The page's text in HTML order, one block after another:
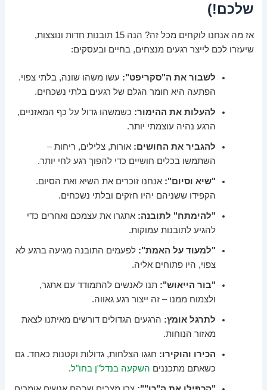
שלכם!)
אז מה אנחנו לוקחים מכל זה? הנה 15 תובנות חדות ונוצצות,
שיעזרו לכם לייצר רגעים מנצחים, בחיים ובעסקים:
לשבור את ה"סקריפט": עשו משהו שונה, בלתי צפוי.
הפתעה היא חומר הגלם של רגעים בלתי נשכחים.
להעלות את ההימור: כשמשהו גדול על כף המאזניים,
הרגע נהיה עוצמתי יותר.
להגביר את החושים: אורות, צלילים, ריחות –
השתמשו בכלים חושיים כדי להפוך רגע לחי יותר.
"שיא וסיום": אנחנו זוכרים את השיא ואת הסיום.
הקפידו ששניהם יהיו חזקים ובלתי נשכחים.
"להימתח" לתובנה: אתגרו את עצמכם ואחרים כדי
להגיע לתובנות עמוקות.
"למעוד על האמת": לפעמים התובנה מגיעה ברגע לא
צפוי, היו פתוחים אליה.
"בור הייאוש": תנו לאנשים להתמודד עם אתגר,
ולצמוח ממנו – זה ייצור רגע גאווה.
לתרגל אומץ: הרגעים הגדולים דורשים מאיתנו לצאת
מאזור הנוחות.
הכירו והוקירו: חגגו הצלחות, גדולות וקטנות כאחד. גם
כשאתם מתכננים השקעה בנדל"ן בחו"ל.